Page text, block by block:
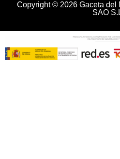
Copyright © 2026 Gaceta del
SAO